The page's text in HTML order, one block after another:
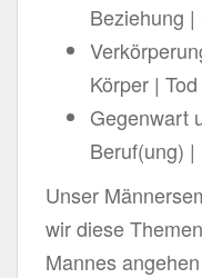
Beziehung
Körper | Tod
Gegenwart
Beruf(ung)
Unser
wir diese
Mannes